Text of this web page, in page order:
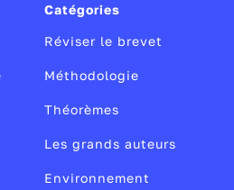
le monde du
en entreprise et
de métier.
Catégories
Réviser le brevet
Méthodologie
Théorèmes
Les grands auteurs
Environnement